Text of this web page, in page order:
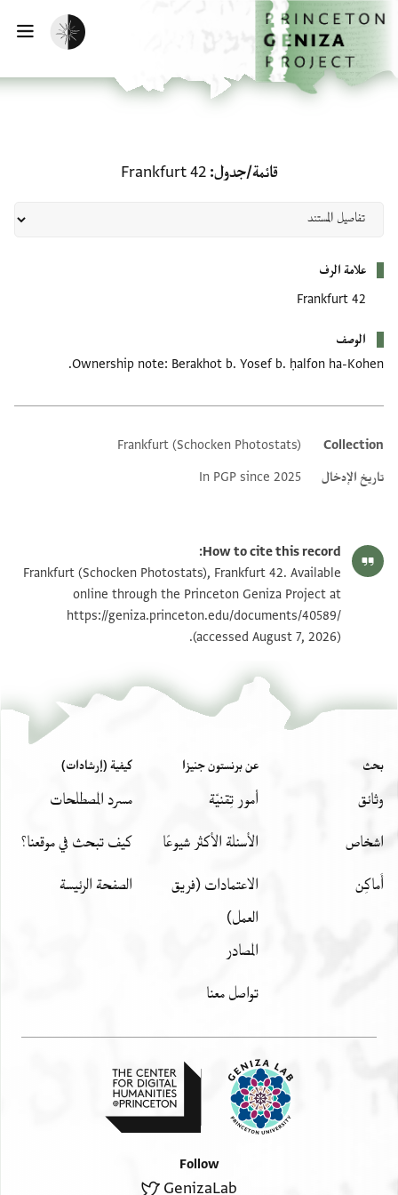
تخطي إلى المحتوى الرئيسي
الصفحة الرئيسية
تفعيل الوضع المظلم
قائمة/جدول Frankfurt 42
علامة الرف
Frankfurt 42
الوصف
Ownership note: Berakhot b. Yosef b. ḥalfon ha-Kohen.
Additional metadata
Collection
Frankfurt (Schocken Photostats)
تاريخ الإدخال
In PGP since 2025
How to cite this record:
Frankfurt (Schocken Photostats), Frankfurt 42. Available
online through the Princeton Geniza Project at
https://geniza.princeton.edu/documents/40589/
(accessed August 7, 2026).
بحث
وثائق
اشخاص
أَماكِن
عن برنستون جنيزا
أمور تِقنيّة
الأسئلة الأكثر شيوعًا
الاعتمادات (فريق
العمل)
المصادر
تواصل معنا
كيفية (إرشادات)
مسرد المصطلحات
كيف تبحث في موقعنا؟
الصفحة الرئيسة
Follow
GenizaLab